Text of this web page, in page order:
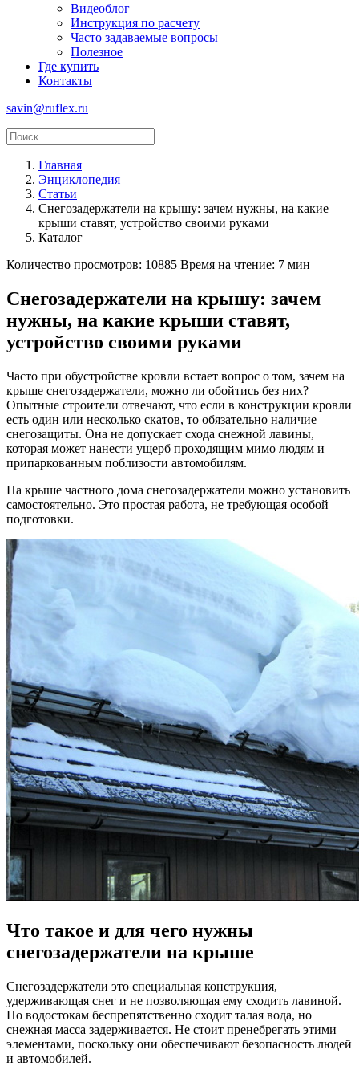
Видеоблог
Инструкция по расчету
Часто задаваемые вопросы
Полезное
Где купить
Контакты
savin@ruflex.ru
Главная
Энциклопедия
Статьи
Снегозадержатели на крышу: зачем нужны, на какие
крыши ставят, устройство своими руками
Каталог
Количество просмотров: 10885 Время на чтение: 7 мин
Снегозадержатели на крышу: зачем
нужны, на какие крыши ставят,
устройство своими руками
Часто при обустройстве кровли встает вопрос о том, зачем на
крыше снегозадержатели, можно ли обойтись без них?
Опытные строители отвечают, что если в конструкции кровли
есть один или несколько скатов, то обязательно наличие
снегозащиты. Она не допускает схода снежной лавины,
которая может нанести ущерб проходящим мимо людям и
припаркованным поблизости автомобилям.
На крыше частного дома снегозадержатели можно установить
самостоятельно. Это простая работа, не требующая особой
подготовки.
Что такое и для чего нужны
снегозадержатели на крыше
Снегозадержатели это специальная конструкция,
удерживающая снег и не позволяющая ему сходить лавиной.
По водостокам беспрепятственно сходит талая вода, но
снежная масса задерживается. Не стоит пренебрегать этими
элементами, поскольку они обеспечивают безопасность людей
и автомобилей.